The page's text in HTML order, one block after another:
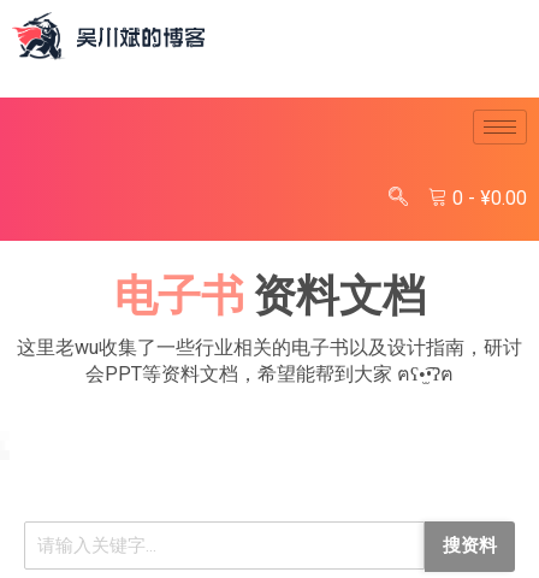
0 - ¥0.00
电子书资料文档
这里老wu收集了一些行业相关的电子书以及设计指南，研讨
会PPT等资料文档，希望能帮到大家 ฅʕ•̫͡•ʔฅ
搜资料